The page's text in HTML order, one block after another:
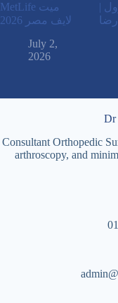
MetLife ميت
لايف مصر 2026
July 2,
2026
|
رضا
Dr
Consultant Orthopedic
arthroscopy, and